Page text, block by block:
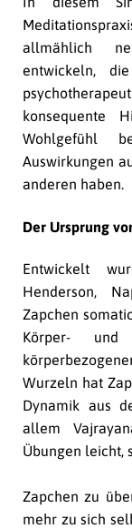
allmählich
entwickeln,
konsequente
Wohlgefühl
Auswirkungen
anderen haben.
Der Ursprung
Entwickelt
Henderson,
Zapchen
Körper-
Wurzeln hat
Dynamik aus
allem
Übungen leicht,
Zapchen zu
mehr zu sich